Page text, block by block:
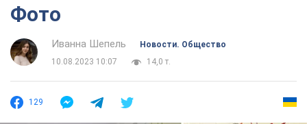
Фото
Иванна Шепель
Новости. Общество
10.08.2023 10:07
14,0 т.
129